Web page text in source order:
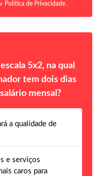
Política de Privacidade.
5x2, na qual
tem dois dias
mensal?
a qualidade de
e serviços
caros para